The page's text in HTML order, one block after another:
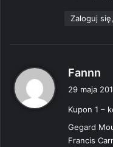
Zaloguj
Fannn
i
z
e
:
29 maja
Kupon 1 –
Gegard
Francis